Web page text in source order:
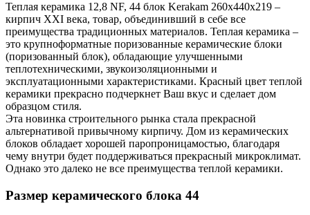
Теплая керамика 12,8 NF, 44 блок Kerakam 260х440х219 –
кирпич XXI века, товар, объединивший в себе все
преимущества традиционных материалов. Теплая керамика –
это крупноформатные поризованные керамические блоки
(поризованный блок), обладающие улучшенными
теплотехническими, звукоизоляционными и
эксплуатационными характеристиками. Красный цвет теплой
керамики прекрасно подчеркнет Ваш вкус и сделает дом
образцом стиля.
Эта новинка строительного рынка стала прекрасной
альтернативой привычному кирпичу. Дом из керамических
блоков обладает хорошей паропроницамостью, благодаря
чему внутри будет поддерживаться прекрасный микроклимат.
Однако это далеко не все преимущества теплой керамики.
Размер керамического блока 44